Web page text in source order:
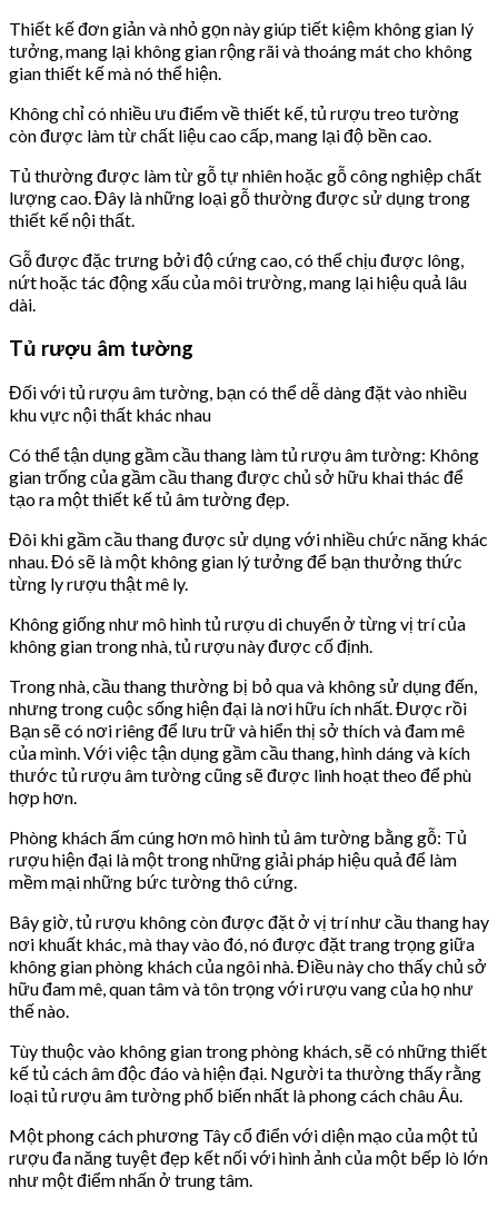
Thiết kế đơn giản và nhỏ gọn này giúp tiết kiệm không gian lý
tưởng, mang lại không gian rộng rãi và thoáng mát cho không
gian thiết kế mà nó thể hiện.
Không chỉ có nhiều ưu điểm về thiết kế, tủ rượu treo tường
còn được làm từ chất liệu cao cấp, mang lại độ bền cao.
Tủ thường được làm từ gỗ tự nhiên hoặc gỗ công nghiệp chất
lượng cao. Đây là những loại gỗ thường được sử dụng trong
thiết kế nội thất.
Gỗ được đặc trưng bởi độ cứng cao, có thể chịu được lông,
nứt hoặc tác động xấu của môi trường, mang lại hiệu quả lâu
dài.
Tủ rượu âm tường
Đối với tủ rượu âm tường, bạn có thể dễ dàng đặt vào nhiều
khu vực nội thất khác nhau
Có thể tận dụng gầm cầu thang làm tủ rượu âm tường: Không
gian trống của gầm cầu thang được chủ sở hữu khai thác để
tạo ra một thiết kế tủ âm tường đẹp.
Đôi khi gầm cầu thang được sử dụng với nhiều chức năng khác
nhau. Đó sẽ là một không gian lý tưởng để bạn thưởng thức
từng ly rượu thật mê ly.
Không giống như mô hình tủ rượu di chuyển ở từng vị trí của
không gian trong nhà, tủ rượu này được cố định.
Trong nhà, cầu thang thường bị bỏ qua và không sử dụng đến,
nhưng trong cuộc sống hiện đại là nơi hữu ích nhất. Được rồi
Bạn sẽ có nơi riêng để lưu trữ và hiển thị sở thích và đam mê
của mình. Với việc tận dụng gầm cầu thang, hình dáng và kích
thước tủ rượu âm tường cũng sẽ được linh hoạt theo để phù
hợp hơn.
Phòng khách ấm cúng hơn mô hình tủ âm tường bằng gỗ: Tủ
rượu hiện đại là một trong những giải pháp hiệu quả để làm
mềm mại những bức tường thô cứng.
Bây giờ, tủ rượu không còn được đặt ở vị trí như cầu thang hay
nơi khuất khác, mà thay vào đó, nó được đặt trang trọng giữa
không gian phòng khách của ngôi nhà. Điều này cho thấy chủ sở
hữu đam mê, quan tâm và tôn trọng với rượu vang của họ như
thế nào.
Tùy thuộc vào không gian trong phòng khách, sẽ có những thiết
kế tủ cách âm độc đáo và hiện đại. Người ta thường thấy rằng
loại tủ rượu âm tường phổ biến nhất là phong cách châu Âu.
Một phong cách phương Tây cổ điển với diện mạo của một tủ
rượu đa năng tuyệt đẹp kết nối với hình ảnh của một bếp lò lớn
như một điểm nhấn ở trung tâm.